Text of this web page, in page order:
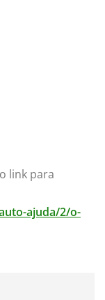
link para
ajuda/2/o-